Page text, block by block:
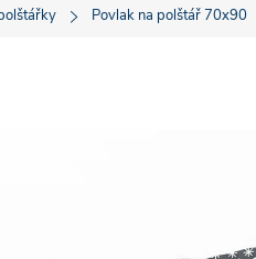
Povlak na polštář 70x90